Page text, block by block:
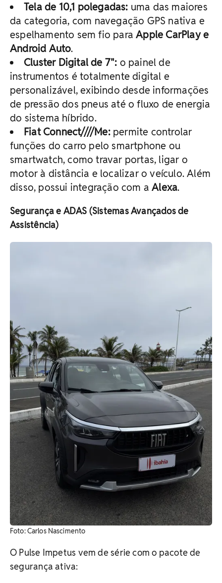
Tela de 10,1 polegadas: uma das maiores
da categoria, com navegação GPS nativa e
espelhamento sem fio paraApple CarPlay e
Android Auto.
Cluster Digital de 7": o painel de
instrumentos é totalmente digital e
personalizável, exibindo desde informações
de pressão dos pneus até o fluxo de energia
do sistema híbrido.
Fiat Connect////Me:permite controlar
funções do carro pelo smartphone ou
smartwatch, como travar portas, ligar o
motor à distância e localizar o veículo. Além
disso, possui integração com aAlexa.
Segurança e ADAS (Sistemas Avançados de
Assistência)
Foto: Carlos Nascimento
O Pulse Impetus vem de série com o pacote de
segurança ativa: